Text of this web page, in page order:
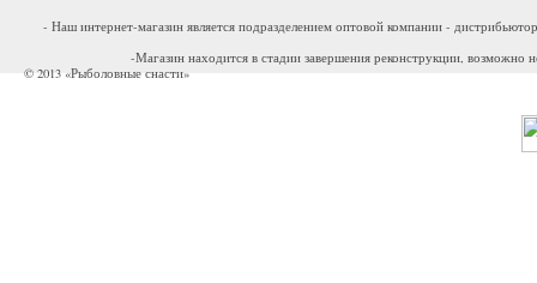
- Наш интернет-магазин является подразделением оптовой компании -
-Магазин находится в стадии завершения реконструкции, возможно
© 2013 «Рыболовные снасти»